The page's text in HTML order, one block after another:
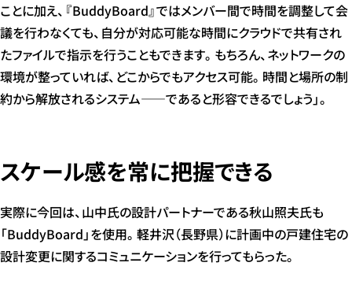
ことに加え、『BuddyBoard』ではメンバー間で時間を調整して会
議を行わなくても、自分が対応可能な時間にクラウドで共有され
たファイルで指示を行うこともできます。もちろん、ネットワークの
環境が整っていれば、どこからでもアクセス可能。時間と場所の制
約から解放されるシステム――であると形容できるでしょう」。
スケール感を常に把握できる
実際に今回は、山中氏の設計パートナーである秋山照夫氏も
「BuddyBoard」を使用。軽井沢（長野県）に計画中の戸建住宅の
設計変更に関するコミュニケーションを行ってもらった。